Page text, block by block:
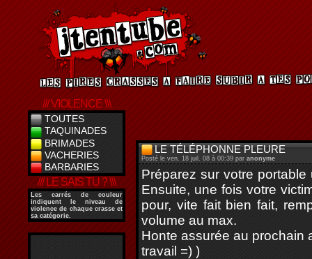
/// VIOLENCE \\\
TOUTES
TAQUINADES
BRIMADES
VACHERIES
BARBARIES
/// LE SAIS TU ? \\\
Les carrés de couleur
indiquent le niveau de
violence de chaque crasse et
sa catégorie.
LE TÉLÉPHONNE PLEURE
Posté le ven. 18 juil. 08 à 00:39 par anonyme
Préparez sur votre
Ensuite, une fois votre
pour, vite fait bien fait,
volume au max.
Honte assurée au prochain
travail =) )